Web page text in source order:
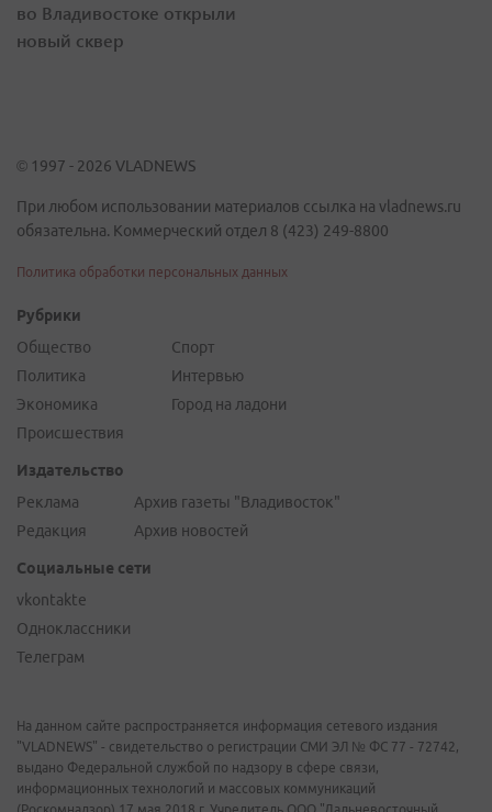
во Владивостоке открыли
новый сквер
© 1997 - 2026 VLADNEWS
При любом использовании материалов ссылка на vladnews.ru
обязательна. Коммерческий отдел 8 (423) 249-8800
Политика обработки персональных данных
Рубрики
Общество
Политика
Экономика
Происшествия
Спорт
Интервью
Город на ладони
Издательство
Реклама
Редакция
Архив газеты "Владивосток"
Архив новостей
Социальные сети
vkontakte
Одноклассники
Телеграм
На данном сайте распространяется информация сетевого издания
"VLADNEWS" - свидетельство о регистрации СМИ ЭЛ № ФС 77 - 72742,
выдано Федеральной службой по надзору в сфере связи,
информационных технологий и массовых коммуникаций